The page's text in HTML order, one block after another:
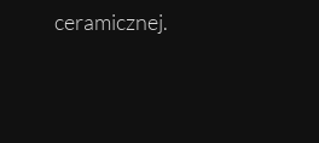
ceramicznej.